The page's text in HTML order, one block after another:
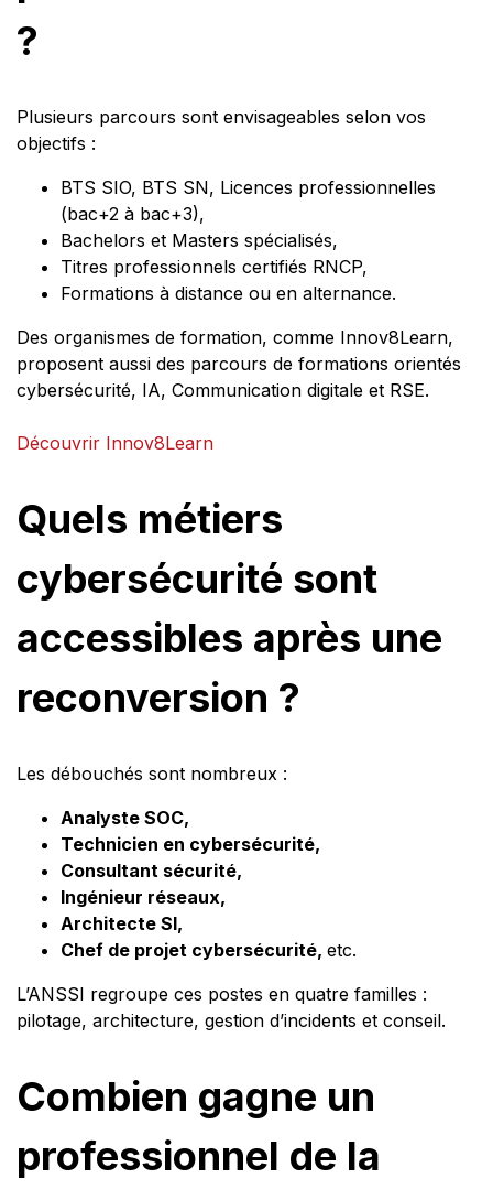
?
Plusieurs parcours sont envisageables selon vos
objectifs :
BTS SIO, BTS SN, Licences professionnelles
(bac+2 à bac+3),
Bachelors et Masters spécialisés,
Titres professionnels certifiés RNCP,
Formations à distance ou en alternance.
Des organismes de formation, comme Innov8Learn,
proposent aussi des parcours de formations orientés
cybersécurité, IA, Communication digitale et RSE.
Découvrir Innov8Learn
Quels métiers
cybersécurité sont
accessibles après une
reconversion ?
Les débouchés sont nombreux :
Analyste SOC,
Technicien en cybersécurité,
Consultant sécurité,
Ingénieur réseaux,
Architecte SI,
Chef de projet cybersécurité, etc.
L’ANSSI regroupe ces postes en quatre familles :
pilotage, architecture, gestion d’incidents et conseil.
Combien gagne un
professionnel de la